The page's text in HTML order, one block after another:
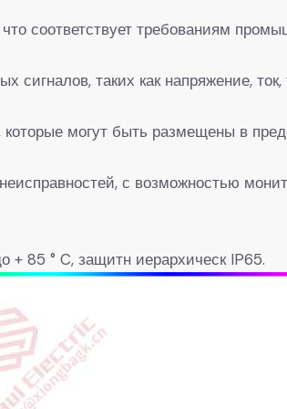
соответствует требованиям
сигналов, таких как напряжение,
могут быть размещены в
с возможностью
+ 85 ° C, защитн иерархическ IP65.